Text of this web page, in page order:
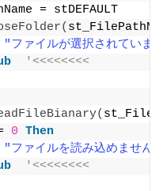
= stDEFAULT
(
"ファイルが選択されていま
'<<<<<<<<
(
0 Then
"ファイルを読み込めません
'<<<<<<<<